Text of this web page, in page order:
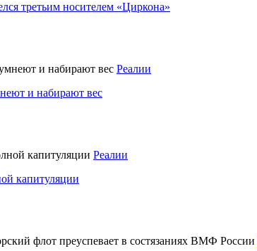
третьим носителем «Циркона»
Реалии
и набирают вес
Реалии
капитуляции